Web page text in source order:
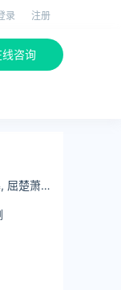
录 注册
线咨询
屈楚萧